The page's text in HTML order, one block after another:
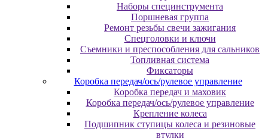
Наборы специнструмента
Поршневая группа
Ремонт резьбы свечи зажигания
Спецголовки и ключи
Съемники и преспособления для сальников
Топливная система
Фиксаторы
Коробка передач/ось/рулевое управление
Коробка передач и маховик
Коробка передач/ось/рулевое управление
Крепление колеса
Подшипник ступицы колеса и резиновые
втулки